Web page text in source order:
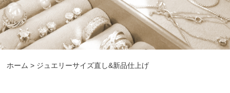
ホーム > ジュエリーサイズ直し&新品仕上げ